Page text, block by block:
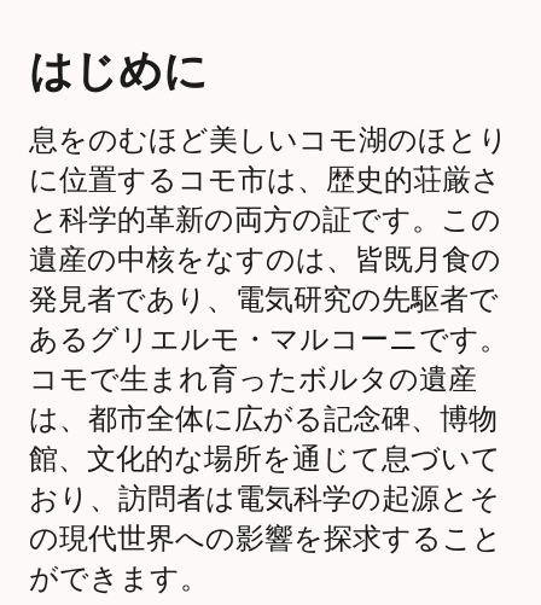
はじめに
息をのむほど美しいコモ湖のほとり
に位置するコモ市は、歴史的荘厳さ
と科学的革新の両方の証です。この
遺産の中核をなすのは、皆既月食の
発見者であり、電気研究の先駆者で
あるグリエルモ・マルコーニです。
コモで生まれ育ったボルタの遺産
は、都市全体に広がる記念碑、博物
館、文化的な場所を通じて息づいて
おり、訪問者は電気科学の起源とそ
の現代世界への影響を探求すること
ができます。